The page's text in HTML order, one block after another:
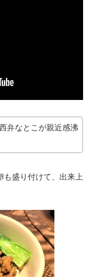
弁なとこが親近感沸
も盛り付けて、出来上